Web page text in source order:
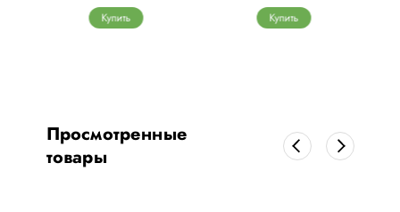
Купить Купить
Просмотренные
товары